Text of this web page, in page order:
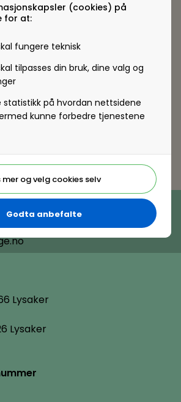
(cookies) på
for at:
fungere teknisk
tilpasses din bruk, dine valg og
statistikk på hvordan nettsidene
kunne forbedre tjenestene
mer og velg cookies selv
Godta anbefalte
Lysaker
Lysaker